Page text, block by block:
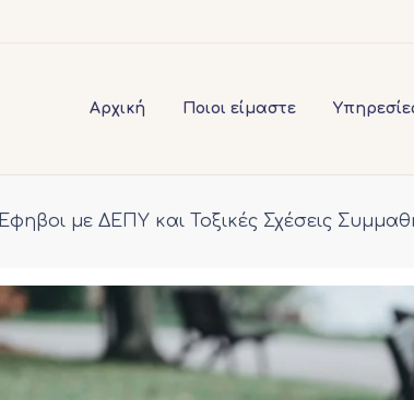
Αρχική Ποιοι είμαστε
Έφηβοι με ΔΕΠΥ και Τοξικές Σχέσεις